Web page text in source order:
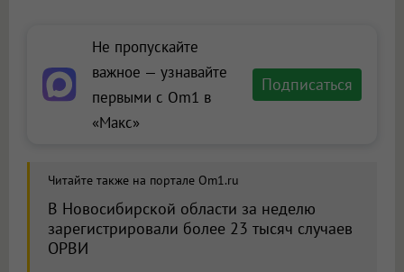
Не пропускайте
важное — узнавайте
первыми с Om1 в
«Макс»
Подписаться
Читайте также на портале Om1.ru
В Новосибирской области за неделю
зарегистрировали более 23 тысяч случаев
ОРВИ